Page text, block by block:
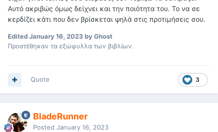
Αυτό ακριβώς όμως δείχνει και την ποιότητα του. Το να σε
κερδίζει κάτι που δεν βρίσκεται ψηλά στις προτιμήσεις σου.
EditedJanuary 16, 2023 by Ghost
Προστέθηκαν τα εξώφυλλα των βιβλίων.
3
Quote
BladeRunner
Posted January 16, 2023